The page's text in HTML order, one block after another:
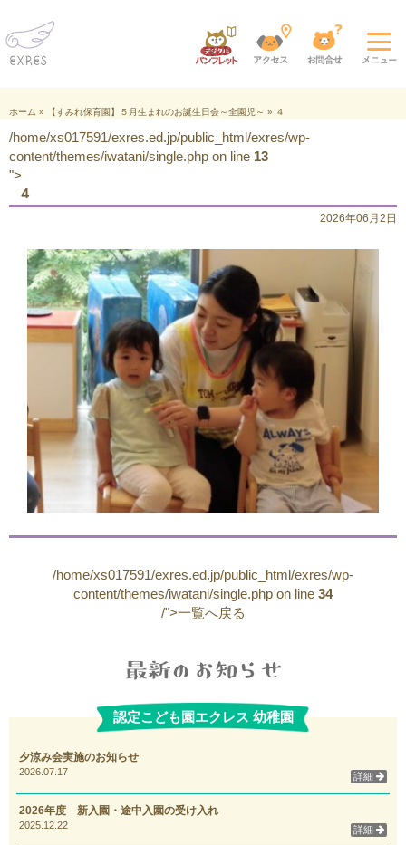
ホーム » 【すみれ保育園】５月生まれのお誕生日会～全園児～ » ４
/home/xs017591/exres.ed.jp/public_html/exres/wp-
content/themes/iwatani/single.php on line 13
">
４
2026年06月2日
/home/xs017591/exres.ed.jp/public_html/exres/wp-
content/themes/iwatani/single.php on line 34
/">一覧へ戻る
認定こども園エクレス 幼稚園
夕涼み会実施のお知らせ
2026.07.17 詳細
2026年度 新入園・途中入園の受け入れ
2025.12.22 詳細